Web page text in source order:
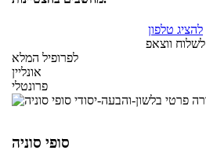
להציג טלפון
לשלוח ווצאפ
לפרופיל המלא
אונליין
פרונטלי
סופי סוניה